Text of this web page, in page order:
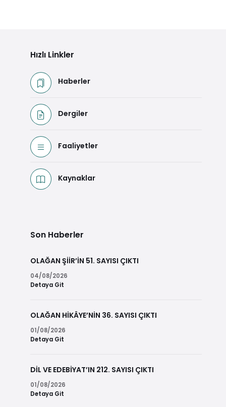
Hızlı Linkler
Haberler
Dergiler
Faaliyetler
Kaynaklar
Son Haberler
OLAĞAN ŞİİR’İN 51. SAYISI ÇIKTI
04/08/2026
Detaya Git
OLAĞAN HİKÂYE’NİN 36. SAYISI ÇIKTI
01/08/2026
Detaya Git
DİL VE EDEBİYAT’IN 212. SAYISI ÇIKTI
01/08/2026
Detaya Git